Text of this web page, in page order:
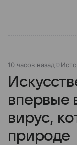
10 часов назад
впервые
вирус,
природе